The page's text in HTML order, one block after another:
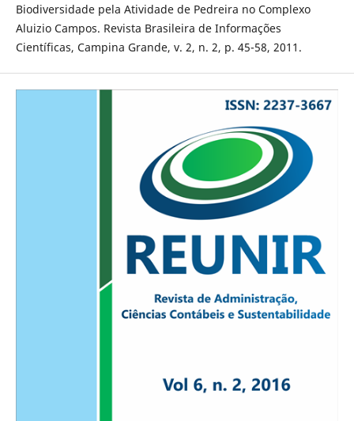
Biodiversidade pela Atividade de Pedreira no Complexo
Aluizio Campos. Revista Brasileira de Informações
Científicas, Campina Grande, v. 2, n. 2, p. 45-58, 2011.